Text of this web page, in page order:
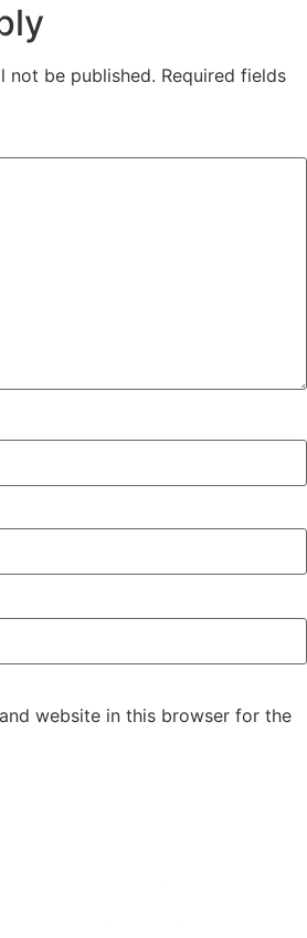
not be published. Required fields
website in this browser for the